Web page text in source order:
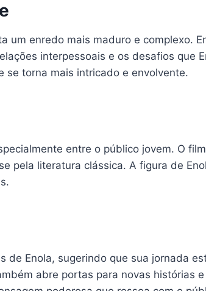
um enredo mais maduro e complexo.
interpessoais e os desafios que
se torna mais intricado e envolvente.
entre o público jovem. O
pela literatura clássica. A figura de
Enola, sugerindo que sua jornada
abre portas para novas histórias